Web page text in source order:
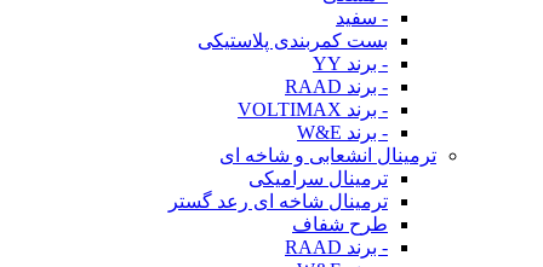
- سفید
بست کمربندی پلاستیکی
- برند YY
- برند RAAD
- برند VOLTIMAX
- برند W&E
ترمینال انشعابی و شاخه ای
ترمینال سرامیکی
ترمینال شاخه ای رعد گستر
طرح شفاف
- برند RAAD